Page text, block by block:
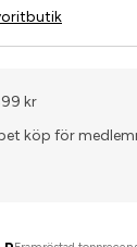
kr
köp för